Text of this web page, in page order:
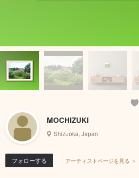
MOCHIZUKI
Shizuoka, Japan
フォローする アーティストページを見る ＞